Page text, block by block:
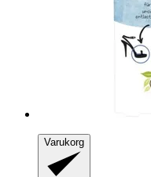
Varukorg